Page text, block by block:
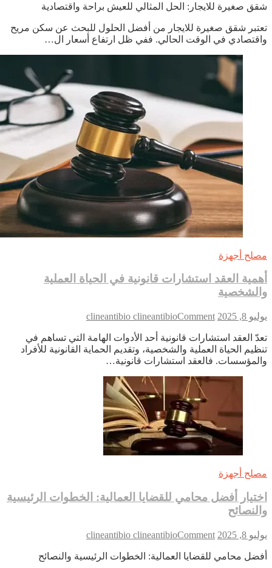
صغيرة
الحل
المثالي
للعيش
واقتصادية”
صغيرة للايجار: الحل المثالي للعيش براحة واقتصادية
شقق صغيرة للايجار من أفضل الحلول للبحث عن سكن مريح
في الوقت الحالي. ففي ظل ارتفاع أسعار ال…
أجهزة
العقد استشارات قانونية في الحياة العملية
8, 2025
clineantibio clineantibioComment
on
العقد
استشارات
العقد استشارات قانونية أحد الأدوات الهامة التي تساهم في
الحياة العملية والشخصية، وتقديم الحماية القانونية للأفراد
فالعقد استشارات قانونية…
أجهزة
أفضل محامي للقضايا العمالية: الخطوات الرئيسية
8, 2025
clineantibio clineantibioComment
on
أفضل
محامي للقضايا العمالية: الخطوات الرئيسية والنصائح